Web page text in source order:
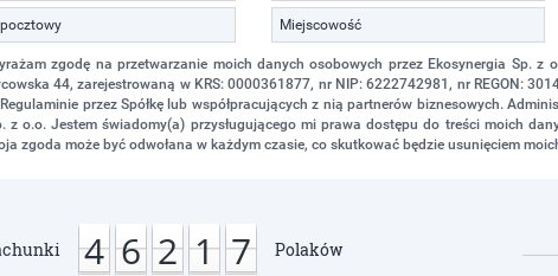
zgodę na przetwarzanie moich danych osobowych przez Ekosynergia Sp. z
44, zarejestrowaną w KRS: 0000361877, nr NIP: 6222742981, nr REGON:
przez Spółkę lub współpracujących z nią partnerów biznesowych.
z o.o. Jestem świadomy(a) przysługującego mi prawa dostępu do treści moich
zgoda może być odwołana w każdym czasie, co skutkować będzie usunięciem
4 6 2 1 7 Polaków